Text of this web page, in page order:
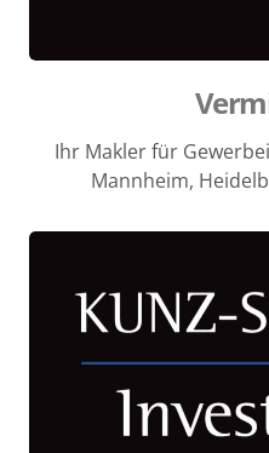
Ihr Makler für
Mannheim,